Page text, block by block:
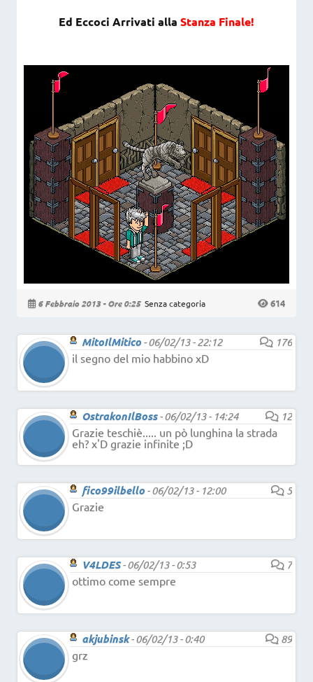
Ed Eccoci Arrivati alla Stanza Finale!
6 Febbraio 2013 - Ore 0:25 Senza categoria 614
MitoIlMitico -06/02/13 - 22:12
176
il segno del mio habbino xD
OstrakonIlBoss-06/02/13 - 14:24
12
Grazie teschiè..... un pò lunghina la strada
eh? x'D grazie infinite ;D
fico99ilbello -06/02/13 - 12:00
5
Grazie
V4LDES-06/02/13 - 0:53
7
ottimo come sempre
akjubinsk-06/02/13 - 0:40
89
grz